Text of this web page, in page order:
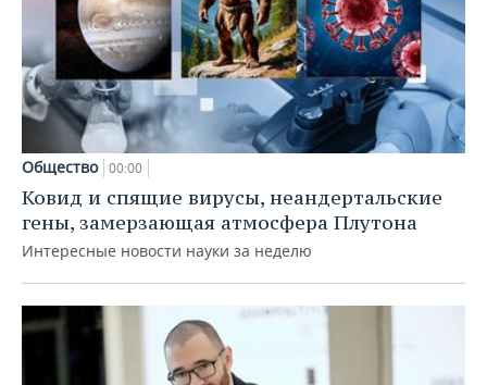
Общество 00:00
Ковид и спящие вирусы, неандертальские
гены, замерзающая атмосфера Плутона
Интересные новости науки за неделю